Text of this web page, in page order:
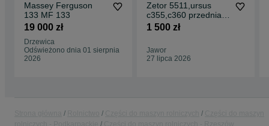
Massey Ferguson
133 MF 133
19 000 zł
Drzewica
Odświeżono dnia 01 sierpnia
2026
Zetor 5511,ursus
c355,c360 przednia
oś plaska
1 500 zł
Jawor
27 lipca 2026